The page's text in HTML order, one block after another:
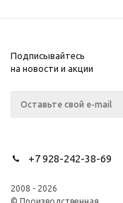
Подписывайтесь
на новости и акции
+7 928-242-38-69
2008 - 2026